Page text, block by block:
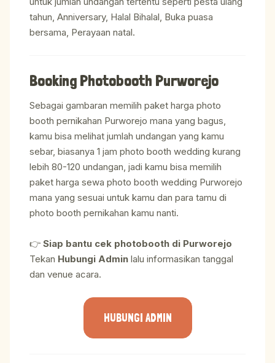
tahun, Anniversary, Halal Bihalal, Buka puasa
bersama, Perayaan natal.
Booking Photobooth Purworejo
Sebagai gambaran memilih paket harga photo
booth pernikahan Purworejo mana yang bagus,
kamu bisa melihat jumlah undangan yang kamu
sebar, biasanya 1 jam photo booth wedding kurang
lebih 80-120 undangan, jadi kamu bisa memilih
paket harga sewa photo booth wedding Purworejo
mana yang sesuai untuk kamu dan para tamu di
photo booth pernikahan kamu nanti.
👉 Siap bantu cek photobooth di Purworejo
Tekan Hubungi Admin lalu informasikan tanggal
dan venue acara.
HUBUNGI ADMIN